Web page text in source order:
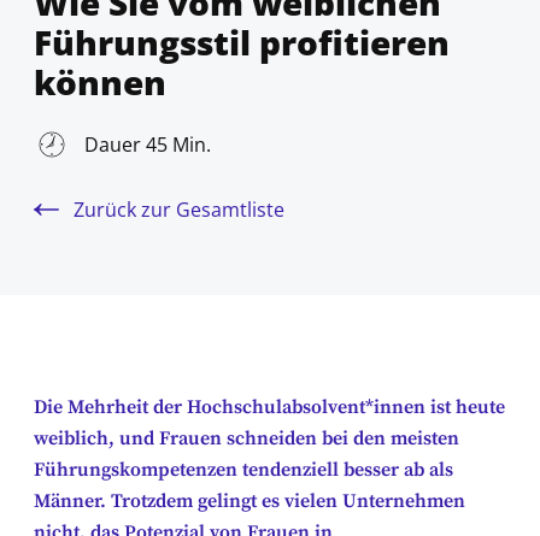
Führungsstil profitieren
können
Dauer 45 Min.
Zurück zur Gesamtliste
Die Mehrheit der Hochschulabsolvent*innen ist heute
weiblich, und Frauen schneiden bei den meisten
Führungskompetenzen tendenziell besser ab als
Männer. Trotzdem gelingt es vielen Unternehmen